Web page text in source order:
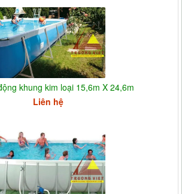
khung kim loại 15,6m X 24,6m
Liên hệ